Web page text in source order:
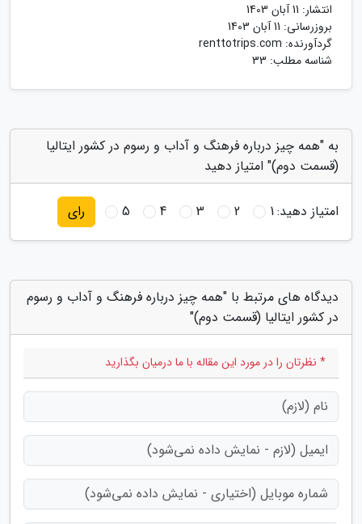
انتشار: 11 آبان 1403
بروزرسانی: 11 آبان 1403
گردآورنده: renttotrips.com
شناسه مطلب: 33
به "همه چیز درباره فرهنگ و آداب و رسوم در کشور ایتالیا
(قسمت دوم)" امتیاز دهید
امتیاز دهید:1
2
3
4
5 رای
دیدگاه های مرتبط با "همه چیز درباره فرهنگ و آداب و رسوم
در کشور ایتالیا (قسمت دوم)"
* نظرتان را در مورد این مقاله با ما درمیان بگذارید